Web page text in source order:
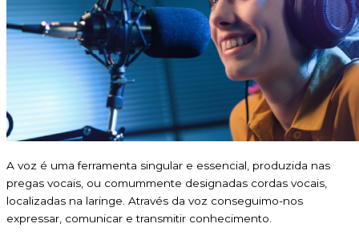
A voz é uma ferramenta singular e essencial, produzida nas
pregas vocais, ou comummente designadas cordas vocais,
localizadas na laringe. Através da voz conseguimo-nos
expressar, comunicar e transmitir conhecimento.